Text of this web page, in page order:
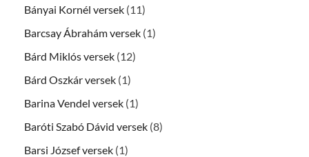
Bányai Kornél versek (11)
Barcsay Ábrahám versek (1)
Bárd Miklós versek (12)
Bárd Oszkár versek (1)
Barina Vendel versek (1)
Baróti Szabó Dávid versek (8)
Barsi József versek (1)